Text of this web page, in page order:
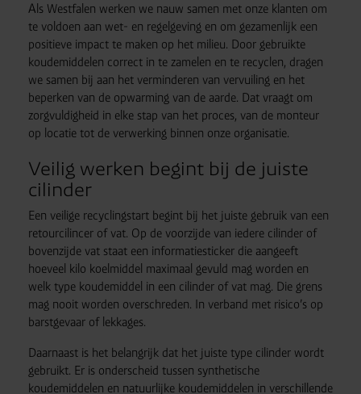
Als Westfalen werken we nauw samen met onze klanten om
te voldoen aan wet- en regelgeving en om gezamenlijk een
positieve impact te maken op het milieu. Door gebruikte
koudemiddelen correct in te zamelen en te recyclen, dragen
we samen bij aan het verminderen van vervuiling en het
beperken van de opwarming van de aarde. Dat vraagt om
zorgvuldigheid in elke stap van het proces, van de monteur
op locatie tot de verwerking binnen onze organisatie.
Veilig werken begint bij de juiste
cilinder
Een veilige recyclingstart begint bij het juiste gebruik van een
retourcilincer of vat. Op de voorzijde van iedere cilinder of
bovenzijde vat staat een informatiesticker die aangeeft
hoeveel kilo koelmiddel maximaal gevuld mag worden en
welk type koudemiddel in een cilinder of vat mag. Die grens
mag nooit worden overschreden. In verband met risico’s op
barstgevaar of lekkages.
Daarnaast is het belangrijk dat het juiste type cilinder wordt
gebruikt. Er is onderscheid tussen synthetische
koudemiddelen en natuurlijke koudemiddelen in verschillende